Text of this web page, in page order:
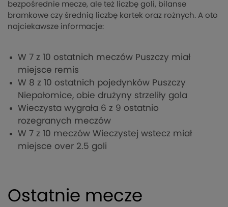
bezpośrednie mecze, ale też liczbę goli, bilanse
bramkowe czy średnią liczbę kartek oraz rożnych. A oto
najciekawsze informacje:
W 7 z 10 ostatnich meczów Puszczy miał
miejsce remis
W 8 z 10 ostatnich pojedynków Puszczy
Niepołomice, obie drużyny strzeliły gola
Wieczysta wygrała 6 z 9 ostatnio
rozegranych meczów
W 7 z 10 meczów Wieczystej wstecz miał
miejsce over 2.5 goli
Ostatnie mecze